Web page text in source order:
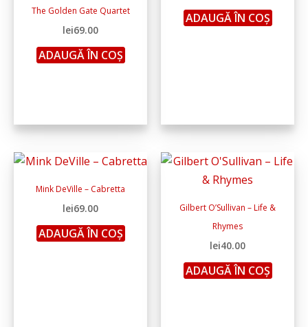
The Golden Gate Quartet
lei69.00
ADAUGĂ ÎN COȘ
ADAUGĂ ÎN COȘ
Mink DeVille – Cabretta
lei69.00
ADAUGĂ ÎN COȘ
Gilbert O’Sullivan – Life &
Rhymes
lei40.00
ADAUGĂ ÎN COȘ